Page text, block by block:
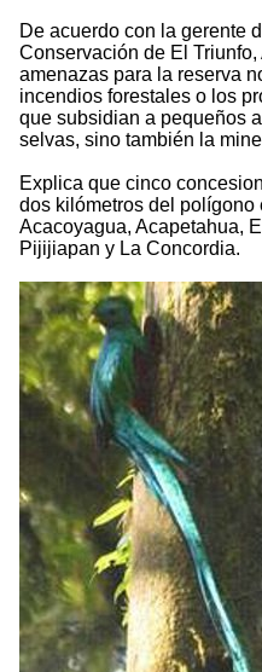
De acuerdo con la gerente
Conservación de El
amenazas para la reserva
incendios forestales o los
que subsidian a pequeños
selvas, sino también la
Explica que cinco
dos kilómetros del polígono
Acacoyagua, Acapetahua,
Pijijiapan y La Concordia.